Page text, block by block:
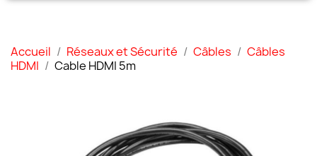
Accueil Réseaux et Sécurité Câbles
Câbles
HDMI
Cable HDMI 5m